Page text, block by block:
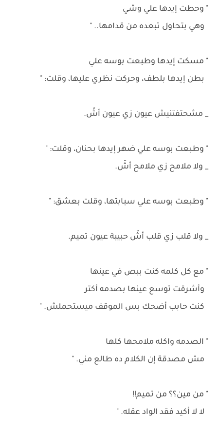
" وحطت إيدها علي وشي
وهي بتحاول تبعده من قدامها.. "
" مسكت إيدها وطبعت بوسه علي
بطن إيدها بلطف، وحركت نظري عليها، وقلت: "
_ مشحتفتنيش عيون زي عيون أشّ.
" وطبعت بوسه علي ضهر إيدها بحنان، وقلت: "
_ ولا ملامح زي ملامح أشّ.
" وطبعت بوسه علي سبابتها، وقلت بعشق: "
_ ولا قلب زي قلب أشّ حبيبة عيون تميم.
" مع كل كلمه كنت ببص في عينها
وأشرقت توسع عينها بصدمه أكتر
كنت حابب أضحك بس الموقف ميستحملش. "
" الصدمه واكله ملامحها كلها
مش مصدقة إن الكلام ده طالع مني. "
" من مين؟؟ من تميم!!
لا لا أكيد فقد الواد عقله. "